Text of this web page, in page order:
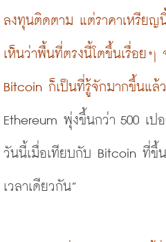
ลงทุนติดตาม แต่ราคาเหรียญ
เห็นว่าพื้นที่ตรงนี้โตขึ้นเรื่อย
Bitcoin ก็เป็นที่รู้จักมากขึ้นแล้
Ethereum พุ่งขึ้นกว่า 500 เป
วันนี้เมื่อเทียบกับ Bitcoin ที่ขึ้น
เวลาเดียวกัน”